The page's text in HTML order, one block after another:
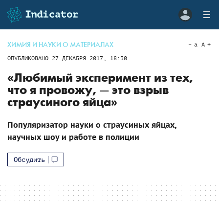
ХИМИЯ И НАУКИ О МАТЕРИАЛАХ
ОПУБЛИКОВАНО 27 ДЕКАБРЯ 2017, 18:30
a A
«Любимый эксперимент из тех,
что я провожу, — это взрыв
страусиного яйца»
Популяризатор науки о страусиных яйцах,
научных шоу и работе в полиции
Обсудить